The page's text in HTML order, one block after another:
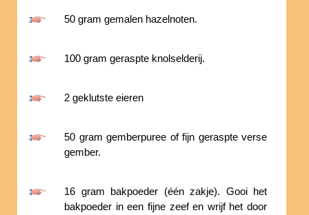
50 gram gemalen hazelnoten.
100 gram geraspte knolselderij.
2 geklutste eieren
50 gram gemberpuree of fijn geraspte verse
gember.
16 gram bakpoeder (één zakje). Gooi het
bakpoeder in een fijne zeef en wrijf het door